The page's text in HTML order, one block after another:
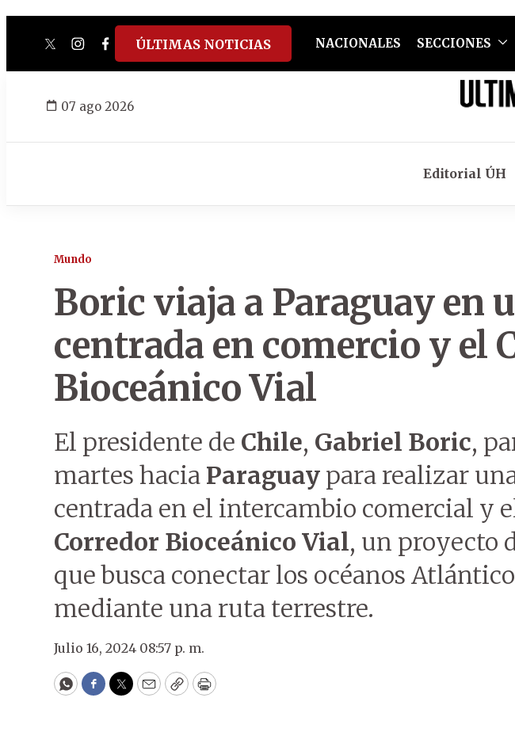
twitterinstagram
facebook
tiktokyoutube
spotify
ÚLTIMAS NOTICIAS NACIONALES SECCIONES
07 ago 2026
Editorial ÚH
Mundo
Boric viaja a Paraguay en
centrada en comercio y el
Bioceánico Vial
El presidente de Chile, Gabriel Boric,
martes hacia Paraguay para realizar
centrada en el intercambio comercial y
Corredor Bioceánico Vial, un proyecto
que busca conectar los océanos
mediante una ruta terrestre.
Julio 16, 2024 08:57 p. m.
WhatsApp
Facebook
Twitter
EmailCopyPrint